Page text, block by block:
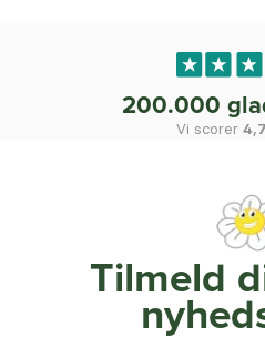
200.000
Vi scorer 4,7
Tilmeld